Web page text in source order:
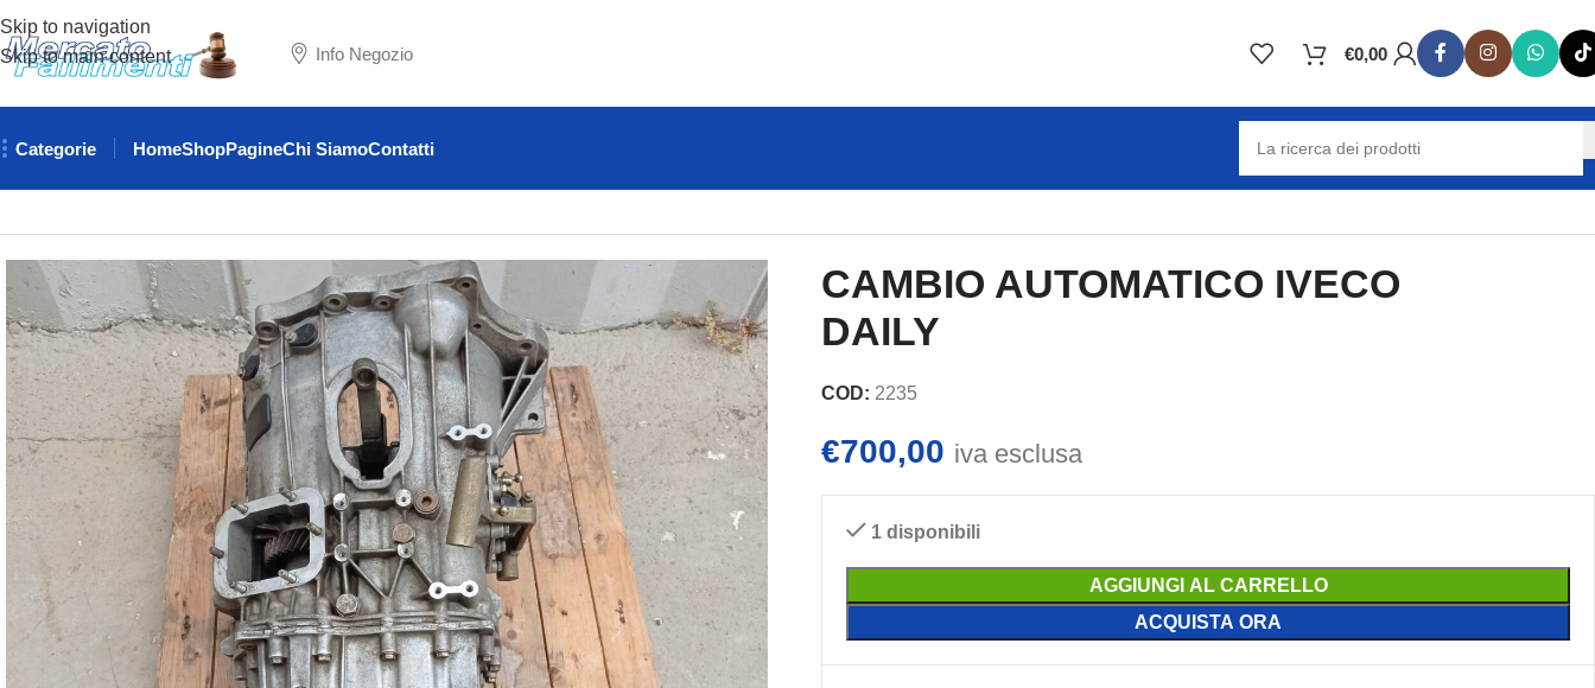
Skip to navigation
Skip to main content
Info Negozio €0,00
Categorie HomeShopPagineChi SiamoContatti
CAMBIO AUTOMATICO IVECO
DAILY
COD: 2235
€700,00 iva esclusa
1 disponibili
AGGIUNGI AL CARRELLO
ACQUISTA ORA